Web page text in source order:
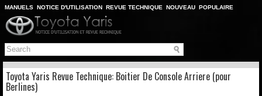
MANUELS NOTICE D'UTILISATION REVUE TECHNIQUE NOUVEAU POPULAIRE
PLAN DU SITE
CHERCHER
Toyota Yaris Revue Technique: Boitier De Console Arriere (pour
Berlines)